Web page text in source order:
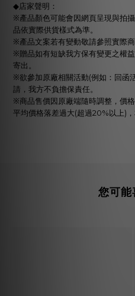
◆店家聲明：
※產品顏色可能會因網頁呈現與拍
品依實際供貨樣式為準。
※產品文案若有變動敬請參照實際商
※贈品如有短缺我方保有變更之權
寄出。
※欲參加原廠相關活動(例如：回函
請，我方不負擔保責任。
※商品售價因原廠端隨時調整，價
平均價格落差過大(超過20%以上)
您可